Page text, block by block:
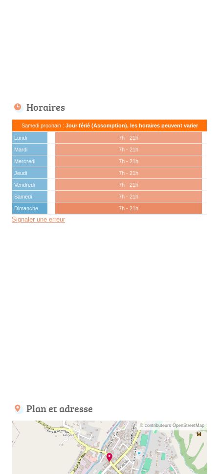
Horaires
Samedi prochain : Jour férié (Assomption), les horaires peuvent varier
Lundi
7h - 21h
Mardi
7h - 21h
Mercredi
7h - 21h
Jeudi
7h - 21h
Vendredi
7h - 21h
Samedi
7h - 21h
Dimanche
7h - 21h
Signaler une erreur
Plan et adresse
© contributeurs OpenStreetMap